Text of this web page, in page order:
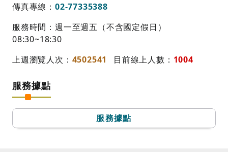
傳真專線： 02-77335388
服務時間：週一至週五（不含國定假日）
08:30~18:30
上週瀏覽人次： 4502541 目前線上人數： 1004
服務據點
服務據點